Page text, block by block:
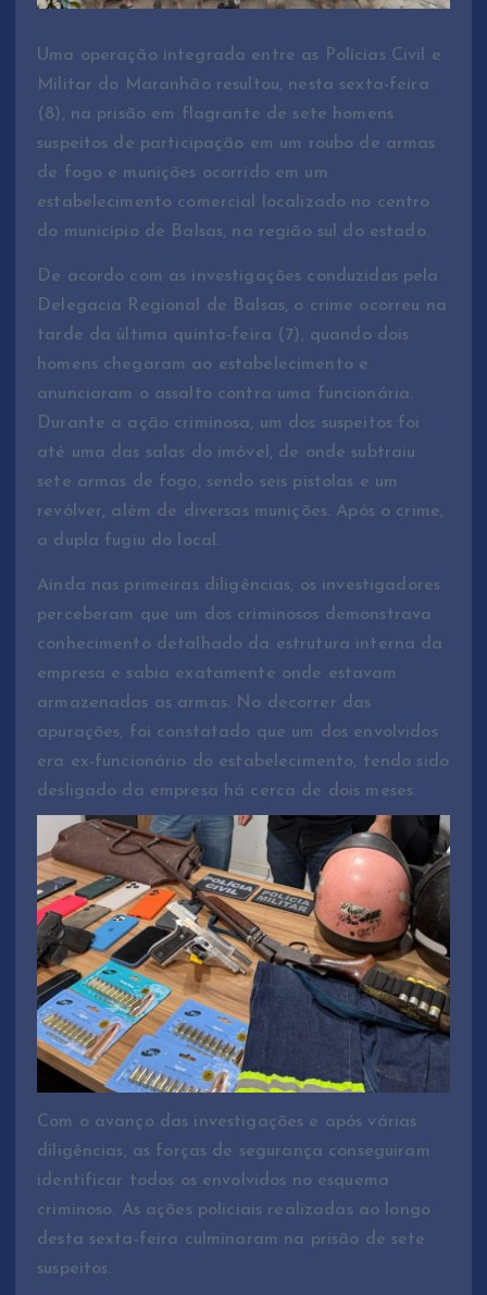
Uma operação integrada entre as Polícias Civil e
Militar do Maranhão resultou, nesta sexta-feira
(8), na prisão em flagrante de sete homens
suspeitos de participação em um roubo de armas
de fogo e munições ocorrido em um
estabelecimento comercial localizado no centro
do município de Balsas, na região sul do estado.
De acordo com as investigações conduzidas pela
Delegacia Regional de Balsas, o crime ocorreu na
tarde da última quinta-feira (7), quando dois
homens chegaram ao estabelecimento e
anunciaram o assalto contra uma funcionária.
Durante a ação criminosa, um dos suspeitos foi
até uma das salas do imóvel, de onde subtraiu
sete armas de fogo, sendo seis pistolas e um
revólver, além de diversas munições. Após o crime,
a dupla fugiu do local.
Ainda nas primeiras diligências, os investigadores
perceberam que um dos criminosos demonstrava
conhecimento detalhado da estrutura interna da
empresa e sabia exatamente onde estavam
armazenadas as armas. No decorrer das
apurações, foi constatado que um dos envolvidos
era ex-funcionário do estabelecimento, tendo sido
desligado da empresa há cerca de dois meses.
Com o avanço das investigações e após várias
diligências, as forças de segurança conseguiram
identificar todos os envolvidos no esquema
criminoso. As ações policiais realizadas ao longo
desta sexta-feira culminaram na prisão de sete
suspeitos.